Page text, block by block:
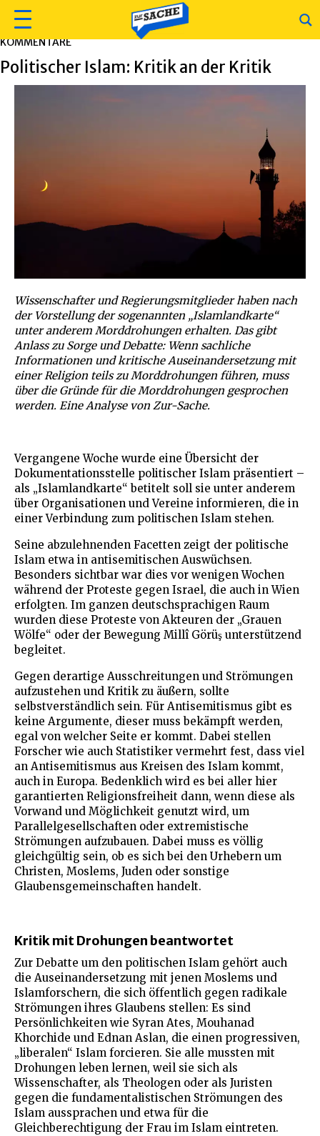
KOMMENTARE
Politischer Islam: Kritik an der Kritik
Wissenschafter und Regierungsmitglieder haben nach
der Vorstellung der sogenannten „Islamlandkarte“
unter anderem Morddrohungen erhalten. Das gibt
Anlass zu Sorge und Debatte: Wenn sachliche
Informationen und kritische Auseinandersetzung mit
einer Religion teils zu Morddrohungen führen, muss
über die Gründe für die Morddrohungen gesprochen
werden. Eine Analyse von Zur-Sache.
Vergangene Woche wurde eine Übersicht der
Dokumentationsstelle politischer Islam präsentiert –
als „Islamlandkarte“ betitelt soll sie unter anderem
über Organisationen und Vereine informieren, die in
einer Verbindung zum politischen Islam stehen.
Seine abzulehnenden Facetten zeigt der politische
Islam etwa in antisemitischen Auswüchsen.
Besonders sichtbar war dies vor wenigen Wochen
während der Proteste gegen Israel, die auch in Wien
erfolgten. Im ganzen deutschsprachigen Raum
wurden diese Proteste von Akteuren der „Grauen
Wölfe“ oder der Bewegung Millî Görüş unterstützend
begleitet.
Gegen derartige Ausschreitungen und Strömungen
aufzustehen und Kritik zu äußern, sollte
selbstverständlich sein. Für Antisemitismus gibt es
keine Argumente, dieser muss bekämpft werden,
egal von welcher Seite er kommt. Dabei stellen
Forscher wie auch Statistiker vermehrt fest, dass viel
an Antisemitismus aus Kreisen des Islam kommt,
auch in Europa. Bedenklich wird es bei aller hier
garantierten Religionsfreiheit dann, wenn diese als
Vorwand und Möglichkeit genutzt wird, um
Parallelgesellschaften oder extremistische
Strömungen aufzubauen. Dabei muss es völlig
gleichgültig sein, ob es sich bei den Urhebern um
Christen, Moslems, Juden oder sonstige
Glaubensgemeinschaften handelt.
Kritik mit Drohungen beantwortet
Zur Debatte um den politischen Islam gehört auch
die Auseinandersetzung mit jenen Moslems und
Islamforschern, die sich öffentlich gegen radikale
Strömungen ihres Glaubens stellen: Es sind
Persönlichkeiten wie Syran Ates, Mouhanad
Khorchide und Ednan Aslan, die einen progressiven,
„liberalen“ Islam forcieren. Sie alle mussten mit
Drohungen leben lernen, weil sie sich als
Wissenschafter, als Theologen oder als Juristen
gegen die fundamentalistischen Strömungen des
Islam aussprachen und etwa für die
Gleichberechtigung der Frau im Islam eintreten.